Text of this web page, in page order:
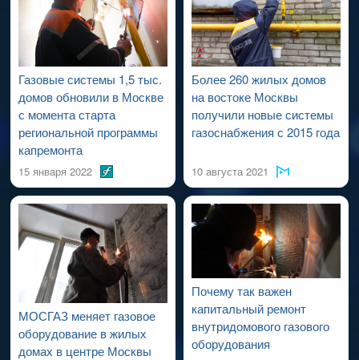
проведения работ по капитальному ремонту ВДСГ).
Газовые системы 1,5 тыс.
домов обновили в Москве
с момента старта
региональной программы
капремонта
15 января 2022
Более 260 жилых домов
на востоке Москвы
получили новые системы
газоснабжения с 2015 года
10 августа 2021
МОСГАЗ меняет газовое
оборудование в жилых
домах в центре Москвы
Почему так важен
капитальный ремонт
внутридомового газового
оборудования